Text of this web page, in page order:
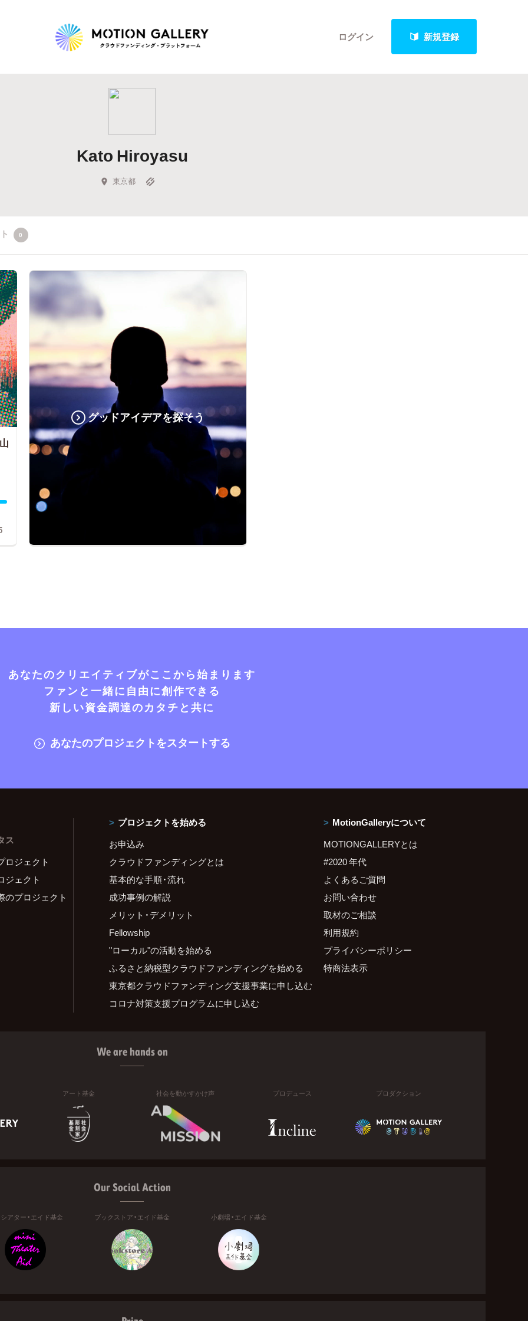
ログイン 新規登録
Highlight
Feature
キュレーターから探す
Kato Hiroyasu
東京都
0
グッドアイデアを探そう
あなたのクリエイティブがここから始まります
ファンと一緒に自由に創作できる
新しい資金調達のカタチと共に
あなたのプロジェクトをスタートする
ス
ロジェクト
ジェクト
のプロジェクト
プロジェクトを始める
お申込み
クラウドファンディングとは
基本的な手順・流れ
成功事例の解説
メリット・デメリット
Fellowship
"ローカル"の活動を始める
ふるさと納税型クラウドファンディングを始める
東京都クラウドファンディング支援事業に申し込む
コロナ対策支援プログラムに申し込む
MotionGalleryについて
MOTIONGALLERYとは
#2020 年代
よくあるご質問
お問い合わせ
取材のご相談
利用規約
プライバシーポリシー
特商法表示
We are hands on
アート基金 社会を動かすかけ声 プロデュース プロダクション
Our Social Action
アター・エイド基金 ブックストア・エイド基金 小劇場・エイド基金